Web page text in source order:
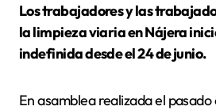
Los trabajadores y las trabajadoras encargados de
la limpieza viaria en Nájera
indefinida desde el 24 de junio.
En asamblea realizada el pasado